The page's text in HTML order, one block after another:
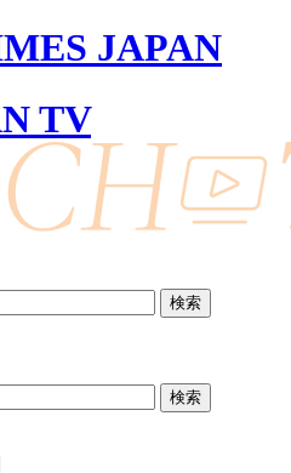
JAPAN
TV